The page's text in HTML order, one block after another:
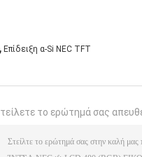
, Επίδειξη α-Si NEC TFT
το ερώτημά σας